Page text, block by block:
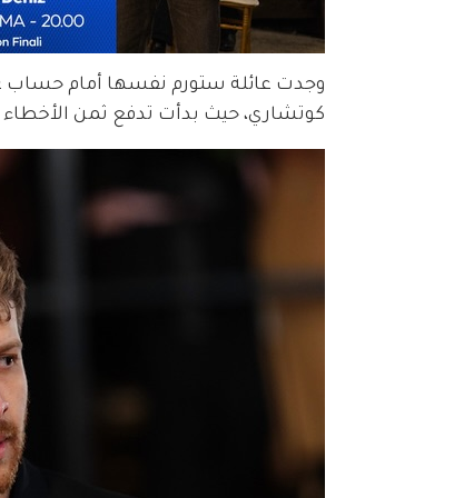
وجدت عائلة ستورم نفسها أمام حساب
كوتشاري، حيث بدأت تدفع ثمن الأخطاء